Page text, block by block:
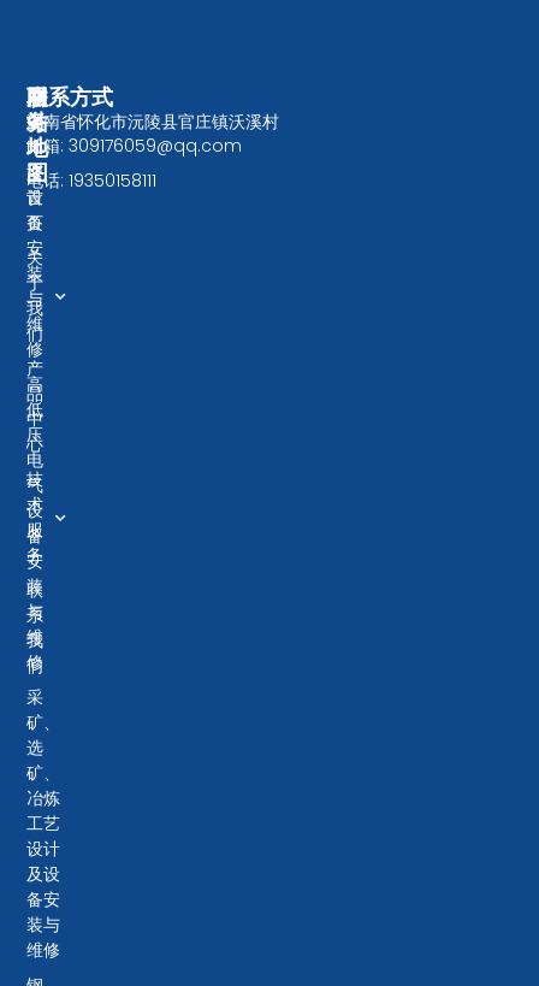
服
务
大
型
设
备
安
装
与
维
修
高
低
压
电
气
设
备
安
装
与
维
修
采
矿、
选
矿、
冶炼
工艺
设计
及设
备安
装与
维修
网
站
地
图
首
页
关
于
我
们
产
品
中
心
技
术
服
务
联
系
我
们
联系方式
湖南省怀化市沅陵县官庄镇沃溪村
邮箱: 309176059@qq.com
电话: 19350158111
微
信
二
维
码
微
信
二
维
码